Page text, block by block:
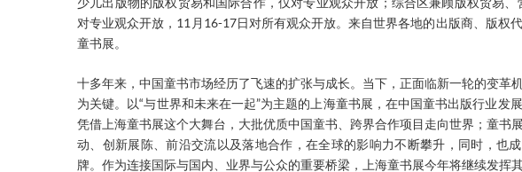
对专业观众开放，11月16-17日对所有观众开放。来自世界各地的出版商、版权
童书展。
十多年来，中国童书市场经历了飞速的扩张与成长。当下，正面临新一轮的变革
为关键。以“与世界和未来在一起”为主题的上海童书展，在中国童书出版行业发
凭借上海童书展这个大舞台，大批优质中国童书、跨界合作项目走向世界；童书
动、创新展陈、前沿交流以及落地合作，在全球的影响力不断攀升，同时，也
牌。作为连接国际与国内、业界与公众的重要桥梁，上海童书展今年将继续发挥